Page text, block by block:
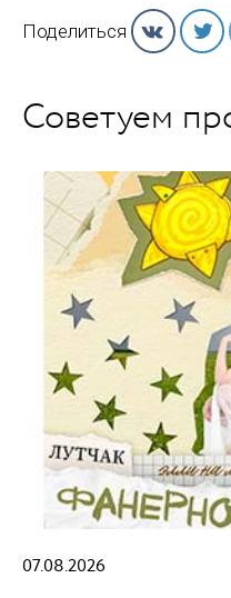
Поделиться
Советуем
07.08.2026